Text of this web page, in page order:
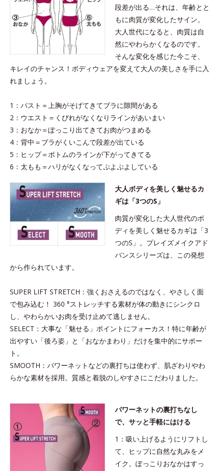
段差が出る…それは、年齢とと
もに肉質が変化したサイン。
大人世代になると、肉質は自
然にやわらかくなるのです。
そんな変化を感じた今こそ、
キレイのチャンス！ボディウェアを変えて大人の美しさを手に入
れましょう。
1：バスト＝上胸がそげてきてブラに隙間がある
2：ウエスト＝くびれがなくなりラインがあいまい
3：おなか＝ぽっこり出てきてお肉がつまめる
4：背中＝ブラがくいこんで段差が出ている
5：ヒップ＝ボトムのラインが下がってきてる
6：太もも＝ハリがなくなってぷよぷよしている
大人ボディを美しく魅せるカ
ギは「3つのS」
肉質が変化した大人世代のボ
ディを美しく魅せるカギは「3
つのS」。プレイズメイクアド
バンスシリーズは、この発想
から作られています。
SUPER LIFT STRETCH：強くおさえるのではなく、やさしく面
で包み込む！ 360 °ストレッチする素材が体の動きにシンクロ
し、やわらかいお肉を受け止めて逃しません。
SELECT：大事な「魅せる」ポイントにフォーカス！特に年齢が
出やすい「後ろ姿」と「おなかまわり」だけを集中的にサポー
ト。
SMOOTH：パワーネットなどの裏打ちは使わず、肌ざわりやわ
らかな素材を採用。質感と着脱のしやすさにこだわりました。
パワーネットの裏打ちなし
で、サッと手軽にはける
1：吸い上げるようにリフトし
て、ヒップに自然な丸みをメ
イク。ぽっこりおなかはすっ